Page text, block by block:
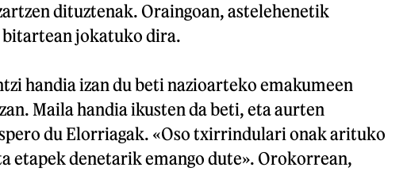
dituztenak. Oraingoan, astelehenetik
bitartean jokatuko dira.
handia izan du beti nazioarteko emakumeen
Maila handia ikusten da beti, eta aurten
du Elorriagak. «Oso txirrindulari onak arituko
etapek denetarik emango dute». Orokorrean,